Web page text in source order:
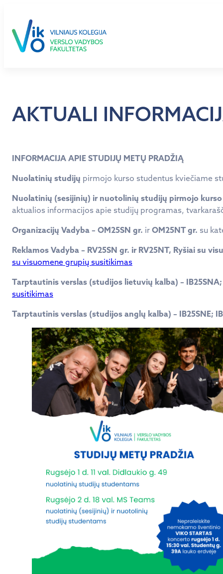
turinio
AKTUALI
INFORMACIJA APIE STUDIJŲ METŲ PRADŽIĄ
Nuolatinių studijų pirmojo kurso studentus kviečiame
Nuolatinių (sesijinių) ir nuotolinių studijų pirmojo
aktualios informacijos apie studijų programas,
Organizacijų Vadyba – OM25SN gr. ir OM25NT gr. su
Reklamos Vadyba – RV25SN gr. ir RV25NT, Ryšiai su
su visuomene grupių susitikimas
Tarptautinis verslas (studijos lietuvių kalba) – IB25SNA;
susitikimas
Tarptautinis verslas (studijos anglų kalba) – IB25SNE;